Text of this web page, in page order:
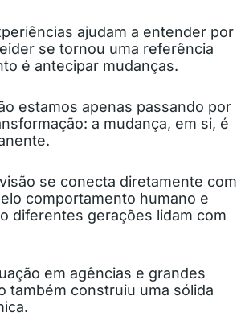
ajudam a entender por
se tornou uma referência
é antecipar mudanças.
estamos apenas passando por
a mudança, em si, é
se conecta diretamente com
comportamento humano e
diferentes gerações lidam com
em agências e grandes
também construiu uma sólida